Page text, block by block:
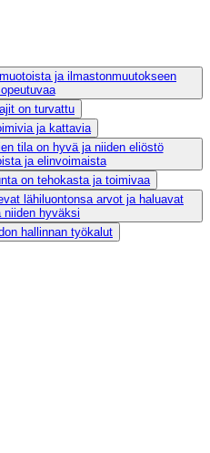
ja ilmastonmuutokseen
on turvattu
ja kattavia
tila on hyvä ja niiden eliöstö
ja elinvoimaista
on tehokasta ja toimivaa
lähiluontonsa arvot ja haluavat
niiden hyväksi
hallinnan työkalut